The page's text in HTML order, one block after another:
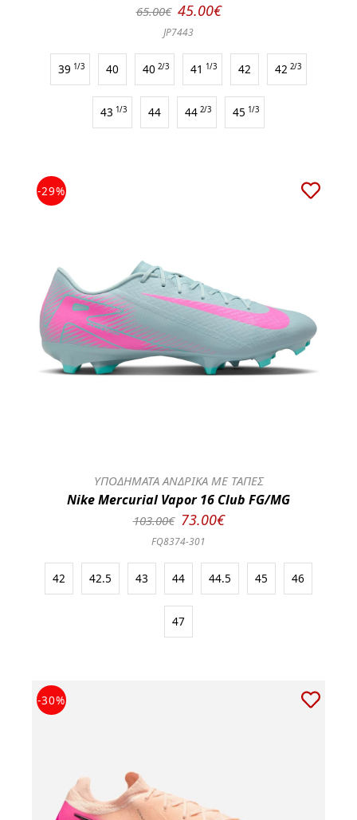
65.00€ 45.00€
JP7443
39 1/3 40 40 2/3 41 1/3 42 42 2/3
43 1/3 44 44 2/3 45 1/3
-29%
ΥΠΟΔΗΜΑΤΑ ΑΝΔΡΙΚΑ ΜΕ ΤΑΠΕΣ
Nike Mercurial Vapor 16 Club FG/MG
103.00€ 73.00€
FQ8374-301
42 42.5 43 44 44.5 45 46
47
-30%